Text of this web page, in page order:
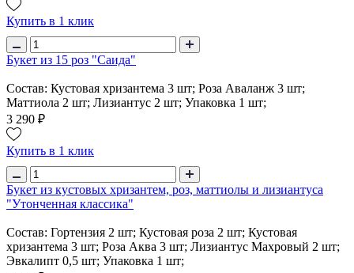
Купить в 1 клик
Букет из 15 роз "Саида"
Состав: Кустовая хризантема 3 шт; Роза Аваланж 3 шт;
Маттиола 2 шт; Лизиантус 2 шт; Упаковка 1 шт;
3 290 ₽
Купить в 1 клик
Букет из кустовых хризантем, роз, маттиолы и лизиантуса
"Утонченная классика"
Состав: Гортензия 2 шт; Кустовая роза 2 шт; Кустовая
хризантема 3 шт; Роза Аква 3 шт; Лизиантус Махровый 2 шт;
Эвкалипт 0,5 шт; Упаковка 1 шт;